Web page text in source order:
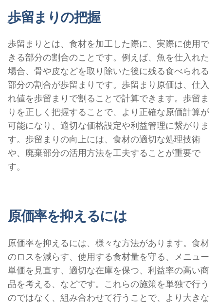
歩留まりの把握
歩留まりとは、食材を加工した際に、実際に使用で
きる部分の割合のことです。例えば、魚を仕入れた
場合、骨や皮などを取り除いた後に残る食べられる
部分の割合が歩留まりです。歩留まり原価は、仕入
れ値を歩留まりで割ることで計算できます。歩留ま
りを正しく把握することで、より正確な原価計算が
可能になり、適切な価格設定や利益管理に繋がりま
す。歩留まりの向上には、食材の適切な処理技術
や、廃棄部分の活用方法を工夫することが重要で
す。
原価率を抑えるには
原価率を抑えるには、様々な方法があります。食材
のロスを減らす、使用する食材量を守る、メニュー
単価を見直す、適切な在庫を保つ、利益率の高い商
品を考える、などです。これらの施策を単独で行う
のではなく、組み合わせて行うことで、より大きな